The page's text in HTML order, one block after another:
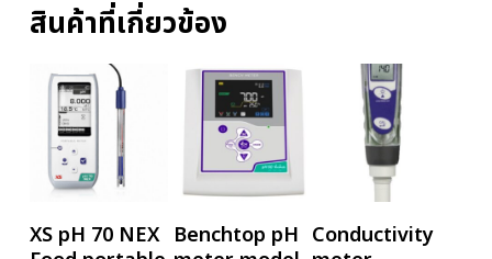
สินค้าที่เกี่ยวข้อง
อ่านเพิ่ม
XS pH 70 NEX
อ่านเพิ่ม
Benchtop pH
อ่านเพิ่ม
Conductivity